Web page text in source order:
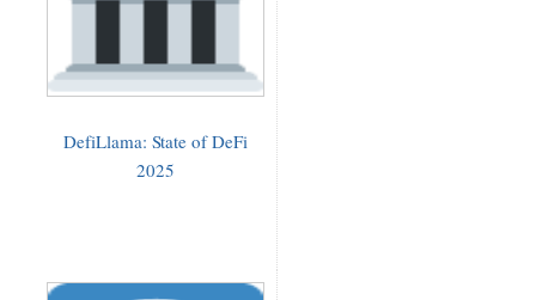
DefiLlama: State of DeFi
2025